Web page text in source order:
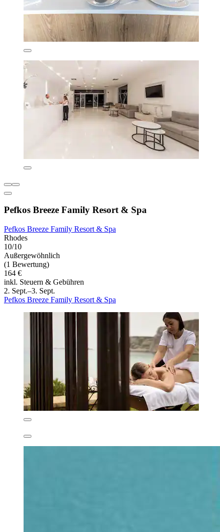
Pefkos Breeze Family Resort & Spa
Pefkos Breeze Family Resort & Spa
Rhodes
10/10
Außergewöhnlich
(1 Bewertung)
164 €
inkl. Steuern & Gebühren
2. Sept.–3. Sept.
Pefkos Breeze Family Resort & Spa